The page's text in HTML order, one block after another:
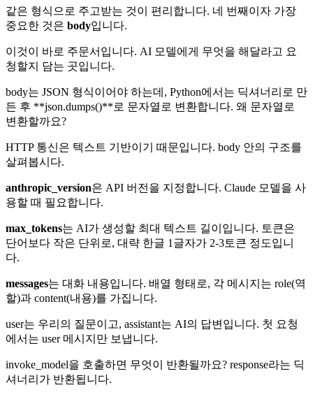
같은 형식으로 주고받는 것이 편리합니다. 네 번째이자 가장
중요한 것은 body입니다.
이것이 바로 주문서입니다. AI 모델에게 무엇을 해달라고 요
청할지 담는 곳입니다.
body는 JSON 형식이어야 하는데, Python에서는 딕셔너리로 만
든 후 **json.dumps()**로 문자열로 변환합니다. 왜 문자열로
변환할까요?
HTTP 통신은 텍스트 기반이기 때문입니다. body 안의 구조를
살펴봅시다.
anthropic_version은 API 버전을 지정합니다. Claude 모델을 사
용할 때 필요합니다.
max_tokens는 AI가 생성할 최대 텍스트 길이입니다. 토큰은
단어보다 작은 단위로, 대략 한글 1글자가 2-3토큰 정도입니
다.
messages는 대화 내용입니다. 배열 형태로, 각 메시지는 role(역
할)과 content(내용)를 가집니다.
user는 우리의 질문이고, assistant는 AI의 답변입니다. 첫 요청
에서는 user 메시지만 보냅니다.
invoke_model을 호출하면 무엇이 반환될까요? response라는 딕
셔너리가 반환됩니다.